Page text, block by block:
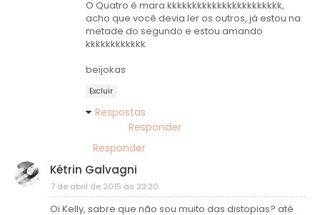
O Quatro é mara kkkkkkkkkkkkkkkkkkkkkkk,
acho que você devia ler os outros, já estou na
metade do segundo e estou amando
kkkkkkkkkkkk
beijokas
Excluir
Respostas
Responder
Responder
Kétrin Galvagni
7 de abril de 2015 às 23:20
Oi Kelly, sabre que não sou muito das distopias? até